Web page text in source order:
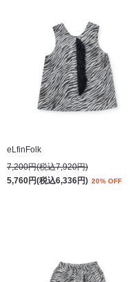
eLfinFolk
7,200円(税込7,920円)
5,760円(税込6,336円) 20% OFF